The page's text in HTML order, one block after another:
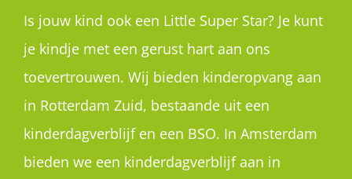
Is jouw kind ook een Little Super Star? Je kunt
je kindje met een gerust hart aan ons
toevertrouwen. Wij bieden kinderopvang aan
in Rotterdam Zuid, bestaande uit een
kinderdagverblijf en een BSO. In Amsterdam
bieden we een kinderdagverblijf aan in